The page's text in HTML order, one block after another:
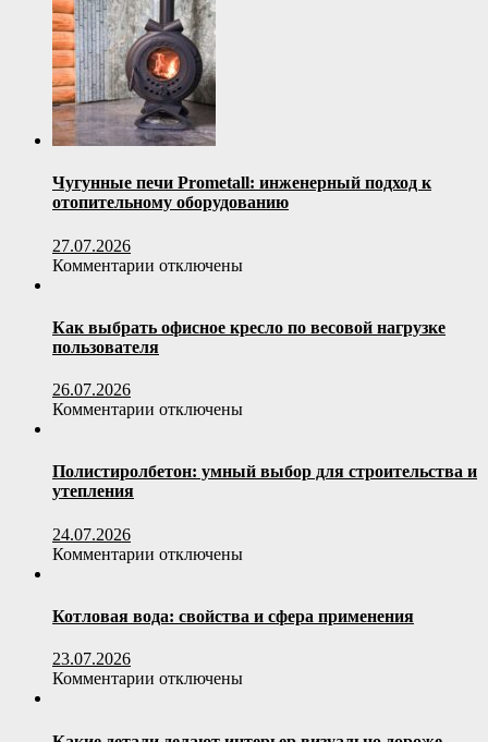
в
интерьере):
фиолетовые
тона
для
кухни
и
их
сочетания
Чугунные печи Prometall: инженерный подход к
отопительному оборудованию
27.07.2026
Комментарии к
печи
Prometall:
отопительному
отключены
Как выбрать офисное кресло по весовой нагрузке
пользователя
26.07.2026
Комментарии к
выбрать
офисное
нагрузке
отключены
Полистиролбетон: умный выбор для строительства и
утепления
24.07.2026
Комментарии к
умный
выбор
и
отключены
Котловая вода: свойства и сфера применения
23.07.2026
Комментарии к
вода:
отключены